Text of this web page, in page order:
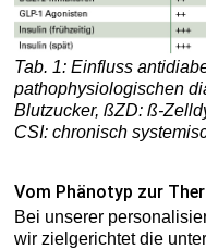
Tab. 1: Einfluss
pathophysiologischen
Blutzucker, ßZD: ß-
CSI: chronisch
Vom Phänotyp zur
Bei unserer
wir zielgerichtet die